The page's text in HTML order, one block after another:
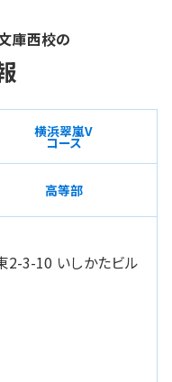
庫西校の
横浜翠嵐V
コース
高等部
3-10 いしかたビル